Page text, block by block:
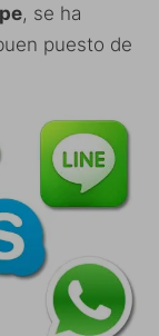
, se ha
puesto de